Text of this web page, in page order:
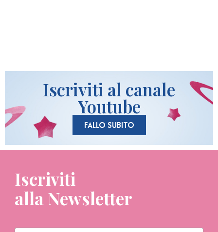
Iscriviti al canale
Youtube
FALLO SUBITO
Iscriviti
alla Newsletter